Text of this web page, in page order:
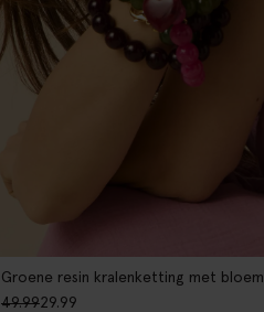
Groene resin kralenketting met bloem
49.9929.99